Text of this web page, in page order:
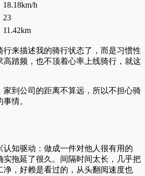
18.18km/h
23
11.42km
行来描述我的骑行状态了，而是习惯性
高踏频，也不顶着心率上线骑行，就这
家到公司的距离不算远，所以不担心骑
情。
认知驱动：做成一件对他人很有用的
实拖延了很久。间隔时间太长，几乎把
净，好赖是看过的，从头翻阅速度也